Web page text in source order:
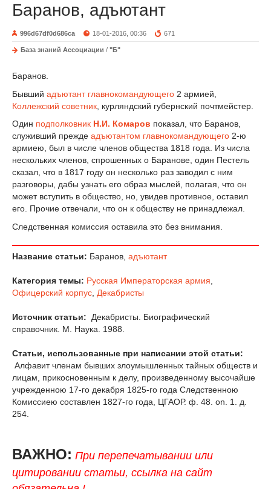
Баранов, адъютант
996d67df0d686ca 18-01-2016, 00:36 671
База знаний Ассоциации / "Б"
Баранов.
Бывший адъютант главнокомандующего 2 армией,
Коллежский советник , курляндский губернский почтмейстер.
Один подполковник Н.И. Комаров показал, что Баранов,
служивший прежде адъютантом главнокомандующего 2-ю
армиею, был в числе членов общества 1818 года. Из числа
нескольких членов, спрошенных о Баранове, один Пестель
сказал, что в 1817 году он несколько раз заводил с ним
разговоры, дабы узнать его образ мыслей, полагая, что он
может вступить в общество, но, увидев противное, оставил
его. Прочие отвечали, что он к обществу не принадлежал.
Следственная комиссия оставила это без внимания.
Название статьи: Баранов, адъютант
Категория темы: Русская Императорская армия
Офицерский корпус Декабристы
Источник статьи:
Декабристы. Биографический
справочник. М. Наука. 1988.
Статьи, использованные при написании этой статьи:
Алфавит членам бывших злоумышленных тайных обществ и
лицам, прикосновенным к делу, произведенному высочайше
учрежденною 17-го декабря 1825-го года Следственною
Комиссиею составлен 1827-го года, ЦГАОР. ф. 48. on. 1. д.
254.
ВАЖНО: При перепечатывании или
цитировании статьи, ссылка на сайт